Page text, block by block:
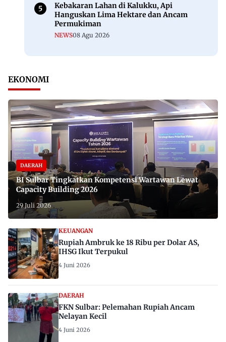
Kebakaran Lahan di Kalukku, Api
Hanguskan Lima Hektare dan Ancam
Permukiman
NEWS08 Agu 2026
EKONOMI
DAERAH
BI Sulbar Tingkatkan Kompetensi Wartawan Lewat
Capacity Building 2026
29 Juli 2026
KEUANGAN
Rupiah Ambruk ke 18 Ribu per Dolar AS,
IHSG Ikut Terpukul
4 Juni 2026
DAERAH
FKN Sulbar: Pelemahan Rupiah Ancam
Nelayan Kecil
4 Juni 2026